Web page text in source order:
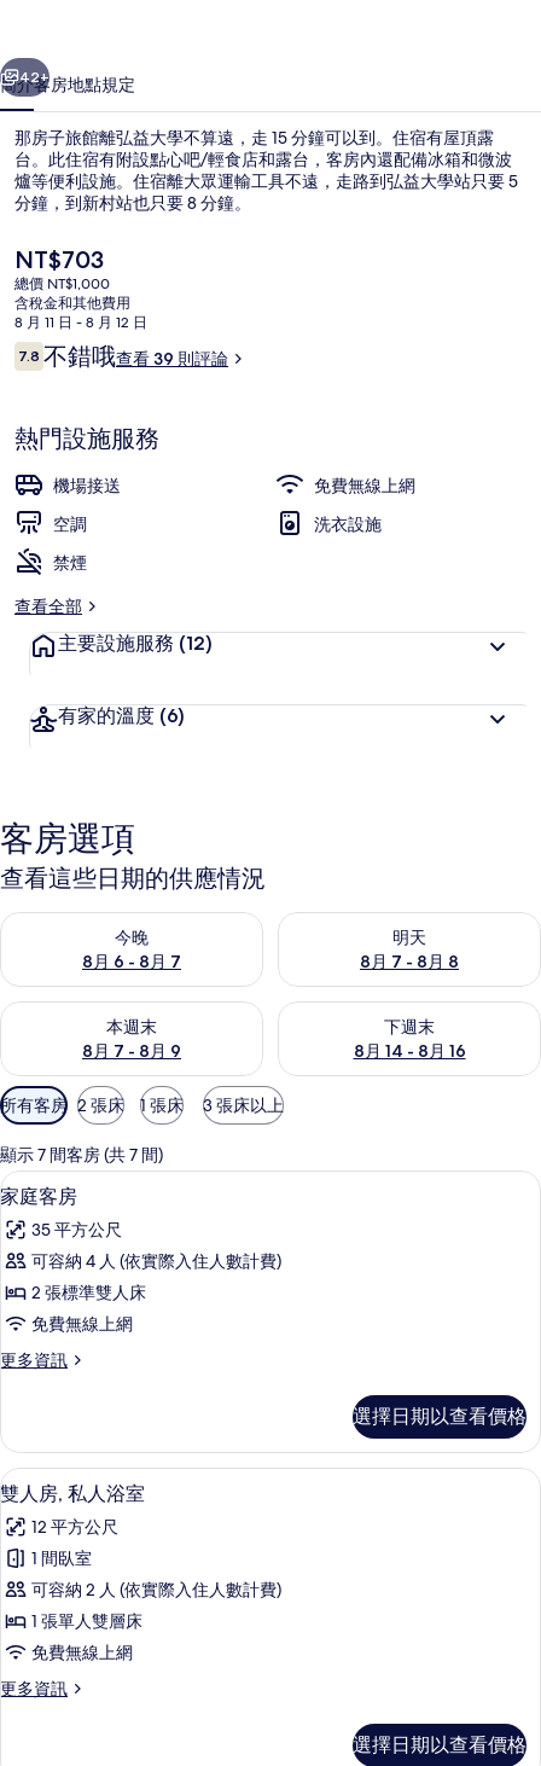
片
集
個 下一個
42+
簡介客房地點規定
那房子旅館離弘益大學不算遠，走 15 分鐘可以到。住宿有屋頂露
台。此住宿有附設點心吧/輕食店和露台，客房內還配備冰箱和微波
爐等便利設施。住宿離大眾運輸工具不遠，走路到弘益大學站只要 5
分鐘，到新村站也只要 8 分鐘。
目
前
的
價
格
是
NT$703
總價 NT$1,000
含稅金和其他費用
8 月 11 日 - 8 月 12 日
評
論
7.87.8 分，滿分 10 分，
不錯哦查看 39 則評論
熱門設施服務
機場接送
免費無線上網
空調
洗衣設施
禁煙
查看全部
主要設施服務 (12)
有家的溫度 (6)
客房選項
查看這些日期的供應情況
今晚
8月 6 - 8月 7
查看今晚 (8月 6 - 8月 7) 的供應情況
明天
8月 7 - 8月 8
查看明天 (8月 7 - 8月 8) 的供
本週末
8月 7 - 8月 9
查看本週末 (8月 7 - 8月 9) 的供應情況
下週末
8月 14 - 8月 16
查看下週末 (8月 14 - 8月 16)
可
用
的
客
房
篩
選
條
所有客房 2 張床 1 張床 3 張床以上
顯示 7 間客房 (共 7 間)
顯
示
家
庭
客
的
有
相
片
家庭客房 | 客房內保險箱、隔音、免費
6
家庭客房
35 平方公尺
可容納 4 人 (依實際入住人數計費)
2 張標準雙人床
免費無線上網
更多資訊
更
客
房
的
情
選擇日期以查看價格
顯
示
雙
人
房,
私
浴
雙人房, 私人浴室 | 客房內保險箱、隔
6
雙人房, 私人浴室
12 平方公尺
1 間臥室
可容納 2 人 (依實際入住人數計費)
1 張單人雙層床
免費無線上網
更多資訊
更
選擇日期以查看價格